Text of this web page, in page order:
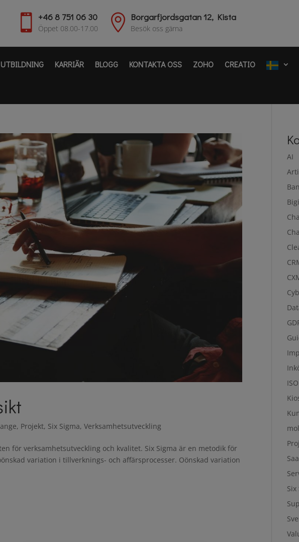
 +46 8 751 06 30
Öppet 08.00-17.00  Borgarfjordsgatan 12, Kista
Besök oss gärna
UTBILDNING KARRIÄR BLOGG KONTAKTA OSS ZOHO CREATIO
, Projekt, Six Sigma,Verksamhetsutveckling
för verksamhetsutveckling och kvalitet. Six Sigma är en metodik för
variation i tillverknings- och affärsprocesser. Oönskad variation
AI
ISO
Six